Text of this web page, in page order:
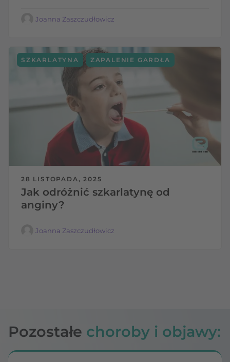
Joanna Zaszczudłowicz
28 LISTOPADA, 2025
Jak odróżnić szkarlatynę od
anginy?
SZKARLATYNA ZAPALENIE GARDŁA
Joanna Zaszczudłowicz
Pozostałe choroby i objawy: